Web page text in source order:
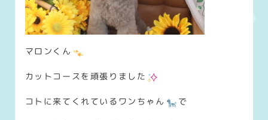
マロンくん
カットコースを頑張りました
コトに来てくれているワンちゃん で